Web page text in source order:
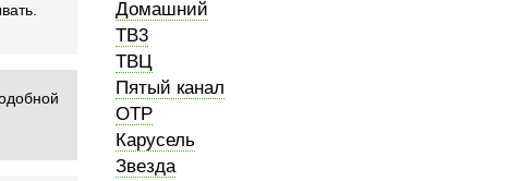
Домашний
ТВ3
ТВЦ
Пятый канал
ОТР
Карусель
Звезда